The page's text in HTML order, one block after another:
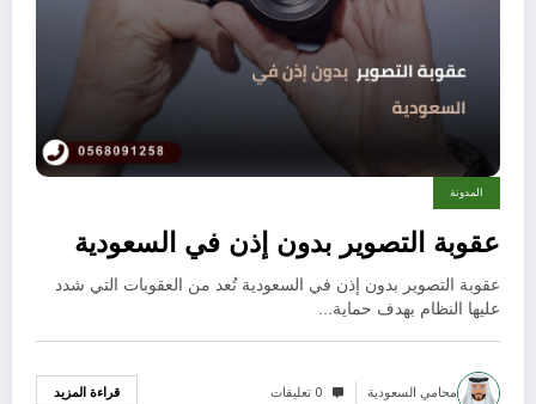
المدونة
عقوبة التصوير بدون إذن في السعودية
عقوبة التصوير بدون إذن في السعودية تُعد من العقوبات التي شدد
عليها النظام بهدف حماية…
محامي السعودية 0 تعليقات قراءة المزيد